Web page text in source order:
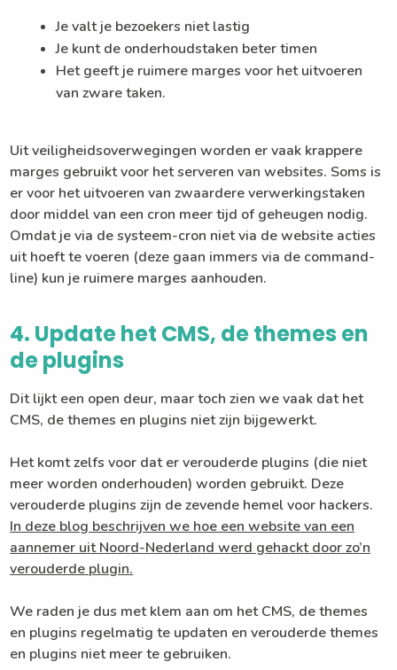
Je valt je bezoekers niet lastig
Je kunt de onderhoudstaken beter timen
Het geeft je ruimere marges voor het uitvoeren
van zware taken.
Uit veiligheidsoverwegingen worden er vaak krappere
marges gebruikt voor het serveren van websites. Soms is
er voor het uitvoeren van zwaardere verwerkingstaken
door middel van een cron meer tijd of geheugen nodig.
Omdat je via de systeem-cron niet via de website acties
uit hoeft te voeren (deze gaan immers via de command-
line) kun je ruimere marges aanhouden.
4. Update het CMS, de themes en
de plugins
Dit lijkt een open deur, maar toch zien we vaak dat het
CMS, de themes en plugins niet zijn bijgewerkt.
Het komt zelfs voor dat er verouderde plugins (die niet
meer worden onderhouden) worden gebruikt. Deze
verouderde plugins zijn de zevende hemel voor hackers.
In deze blog beschrijven we hoe een website van een
aannemer uit Noord-Nederland werd gehackt door zo’n
verouderde plugin.
We raden je dus met klem aan om het CMS, de themes
en plugins regelmatig te updaten en verouderde themes
en plugins niet meer te gebruiken.